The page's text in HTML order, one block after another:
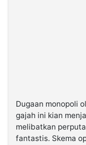
Dugaan monopoli
gajah ini kian
melibatkan
fantastis. Skema